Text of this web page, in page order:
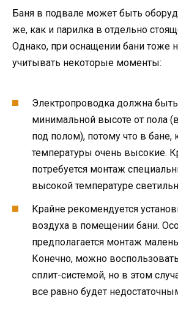
Баня в подвале может быть
же, как и парилка в отдельно
Однако, при оснащении бани тоже
учитывать некоторые моменты:
Электропроводка должна
минимальной высоте от пола
под полом), потому что в бане,
температуры очень высокие.
потребуется монтаж
высокой температуре
Крайне рекомендуется
воздуха в помещении бани.
предполагается монтаж
Конечно, можно
сплит-системой, но в этом
все равно будет